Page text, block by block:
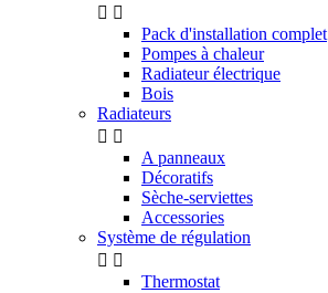
 
Pack d'installation complet
Pompes à chaleur
Radiateur électrique
Bois
Radiateurs
 
A panneaux
Décoratifs
Sèche-serviettes
Accessories
Système de régulation
 
Thermostat